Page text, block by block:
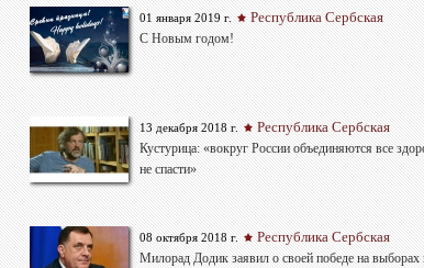
01 января 2019 г. Республика Сербская
С Новым годом!
13 декабря 2018 г. Республика Сербская
Кустурица: «вокруг России объединяются все
не спасти»
08 октября 2018 г. Республика Сербская
Милорад Додик заявил о своей победе на